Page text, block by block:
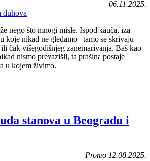
06.11.2025.
nego što mnogi misle. Ispod kauča, iza
koje nikad ne gledamo –tamo se skrivaju
čak višegodišnjeg zanemarivanja. Baš kao
nismo prevazišli, ta prašina postaje
u kojem živimo.
stanova u Beogradu i
Promo 12.08.2025.